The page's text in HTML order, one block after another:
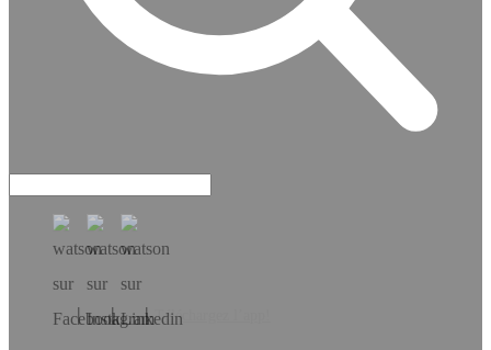
Téléchargez l’app!